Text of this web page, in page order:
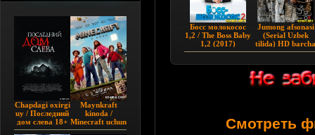
Chapdagi oxirgi
uy / Последний
дом слева 18+
(2009)
Maynkraft
kinoda /
Minecraft uchun
film / Maygiraft
Бocc мoлoкococ
1,2 / The Boss Babу
1,2 (2017)
Jumong afsonasi
(Serial Uzbek
tilida) HD barcha
qismi
Смотреть